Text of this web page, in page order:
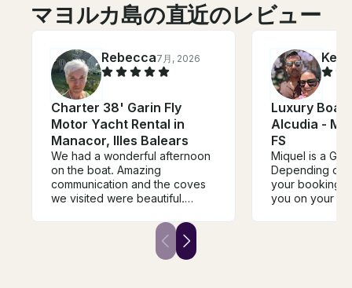
マヨルカ島の直近のレビュー
Rebecca7月, 2026
Charter 38' Garin Fly
Motor Yacht Rental in
Manacor, Illes Balears
We had a wonderful afternoon
on the boat. Amazing
communication and the coves
we visited were beautiful.
Luxury Boat
Alcudia -
FS
Miquel is a
Depending on
your booking,
you on your